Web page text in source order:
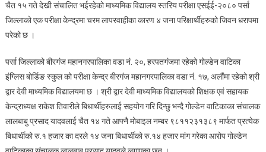
झा
तिवारीको
लापरबाहीका
कारण
चारजना
बिधार्थीको
जिवन
चैत १५ गते देखी संचालित भईरहेको माध्यमिक विद्यालय स्तरिय परीक्षा एसईई-२०८० पर्सा
जिल्लाको एक परीक्षा केन्द्रमा चरम लापरवाहीका कारण ४ जना परिक्षार्थीहरुको जिवन धरापमा
परेको छ ।
पर्सा जिल्लाको बीरगंज महानगरपालिका वडा नं. २०, हरपतगंजमा रहेको गोल्डेन वाटिका
इंग्लिस बोर्डिङ स्कुल को परीक्षा केन्द्र बीरगंज महानगरपालिका वडा नं. १७, अलौंमा रहेको श्री
द्वार देवी माध्यमिक विद्यालयमा छ । श्री द्वार देवी माध्यमिक विद्यालयको शिक्षक एवं सहायक
केन्द्राध्यक्ष राकेश तिवारीले बिधार्थीहरुलाई सहयोग गरि दिन्छु भन्दै गोल्डेन वाटिकाका संचालक
लालबाबु प्रसाद यादवलाई चैत १४ गते आफ्नै मोबाइल नम्बर ९८११२३१३८९ मार्फत प्रत्येक
बिधार्थीको रु.१ हजार का दरले १४ जना बिधार्थीको रु.१४ हजार मांग गरेका आरोप गोल्डेन